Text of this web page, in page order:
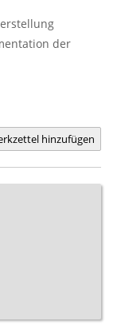
der
hinzufügen